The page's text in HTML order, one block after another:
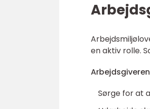
en aktiv rolle.
Sørge for at